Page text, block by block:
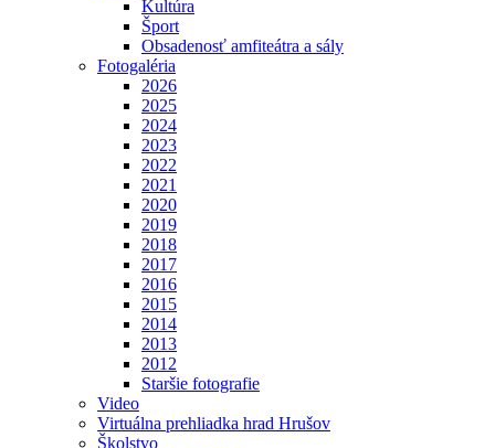
Kultúra
Šport
Obsadenosť amfiteátra a sály
Fotogaléria
2026
2025
2024
2023
2022
2021
2020
2019
2018
2017
2016
2015
2014
2013
2012
Staršie fotografie
Video
Virtuálna prehliadka hrad Hrušov
Školstvo